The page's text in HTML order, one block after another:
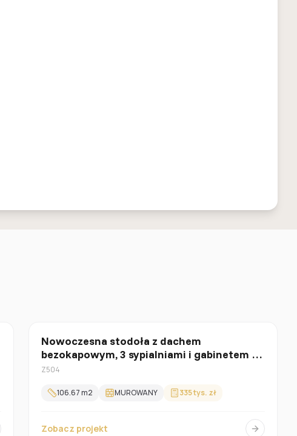
Parterowy
Nowoczesna stodoła z dachem
bezokapowym, 3 sypialniami i gabinetem na
parterze
Z504
106.67m2 MUROWANY 335 tys. zł
Zobacz projekt